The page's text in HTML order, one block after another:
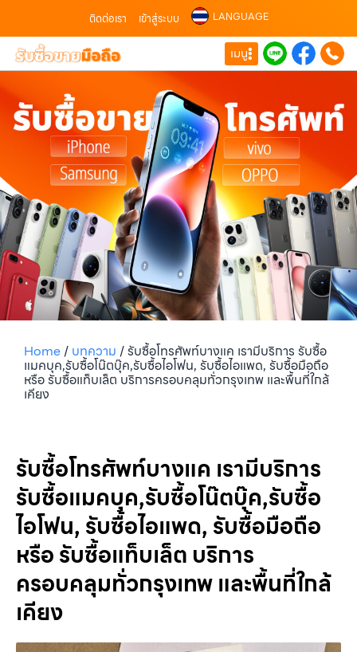
ติดต่อเรา เข้าสู่ระบบ LANGUAGE
เมนู
Home/ บทความ /รับซื้อโทรศัพท์บางแค เรามีบริการ รับซื้อ
แมคบุค,รับซื้อโน๊ตบุ๊ค,รับซื้อไอโฟน, รับซื้อไอแพด, รับซื้อมือถือ
หรือ รับซื้อแท็บเล็ต บริการครอบคลุมทั่วกรุงเทพ และพื้นที่ใกล้
เคียง
รับซื้อโทรศัพท์บางแค เรามีบริการ
รับซื้อแมคบุค,รับซื้อโน๊ตบุ๊ค,รับซื้อ
ไอโฟน, รับซื้อไอแพด, รับซื้อมือถือ
หรือ รับซื้อแท็บเล็ต บริการ
ครอบคลุมทั่วกรุงเทพ และพื้นที่ใกล้
เคียง